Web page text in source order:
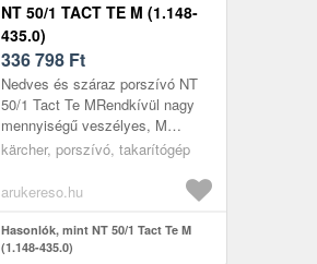
NT 50/1 TACT TE M (1.148-
435.0)
336 798 Ft
Nedves és száraz porszívó NT
50/1 Tact Te MRendkívül nagy
mennyiségű veszélyes, M
osztályú finomporhoz
és mobilis...
kärcher, porszívó, takarítógép
arukereso.hu
Hasonlók, mint NT 50/1 Tact Te M
(1.148-435.0)